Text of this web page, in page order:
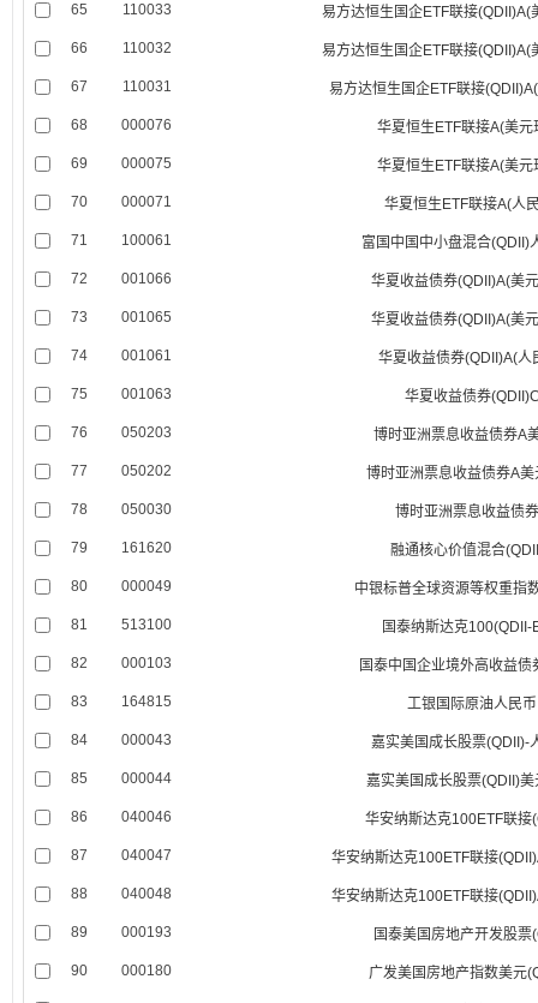
65 110033 易方达恒生国企ETF联接(QDII)A(
66 110032 易方达恒生国企ETF联接(QDII)A(
67 110031 易方达恒生国企ETF联接
68 000076 华夏恒生ETF联接A(美元
69 000075 华夏恒生ETF联接A(美元
70 000071 华夏恒生ETF联接A(人
71 100061 富国中国中小盘混合(QDII)
72 001066 华夏收益债券(QDII)A(美
73 001065 华夏收益债券(QDII)A(美
74 001061 华夏收益债券(QDII)A(人
75 001063 华夏收益债券
76 050203 博时亚洲票息收益债券A
77 050202 博时亚洲票息收益债券A
78 050030 博时亚洲票息收益债
79 161620 融通核心价值混合
80 000049 中银标普全球资源等权重指
81 513100 国泰纳斯达克100(QDII-
82 000103 国泰中国企业境外高收益债
83 164815 工银国际原油人民币
84 000043 嘉实美国成长股票(QDII)-
85 000044 嘉实美国成长股票(QDII)
86 040046 华安纳斯达克100ETF联接
87 040047 华安纳斯达克100ETF联接
88 040048 华安纳斯达克100ETF联接
89 000193 国泰美国房地产开发股票
90 000180 广发美国房地产指数美元